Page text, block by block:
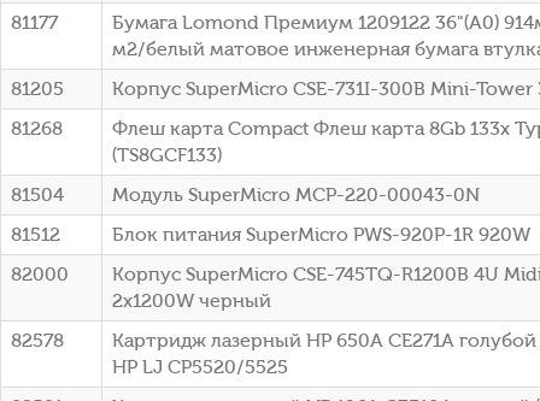
81177
Бумага Lomond Премиум 1209122 36"(A0)
м2/белый матовое инженерная бумага
81205
Корпус SuperMicro CSE-731I-300B Mini-Tower
81268
Флеш карта Compact Флеш карта 8Gb 133x
(TS8GCF133)
81504
Модуль SuperMicro MCP-220-00043-0N
81512
Блок питания SuperMicro PWS-920P-1R 920W
82000
Корпус SuperMicro CSE-745TQ-R1200B 4U
2x1200W черный
82578
Картридж лазерный HP 650A CE271A голубой
HP LJ CP5520/5525